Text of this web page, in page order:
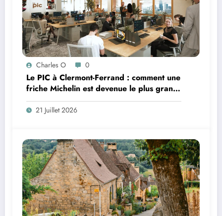
Charles O 0
Le PIC à Clermont-Ferrand : comment une
friche Michelin est devenue le plus grand
coworking de France ?
21 Juillet 2026